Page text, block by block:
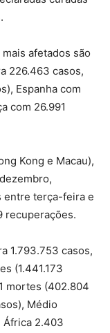
afetados são
226.463 casos,
Espanha com
com 26.991
Kong e Macau),
entre terça-feira e
recuperações.
1.793.753 casos,
(1.441.173
mortes (402.804
Médio
África 2.403